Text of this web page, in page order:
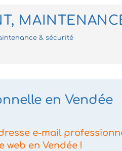
& sécurité
en Vendée
e-mail
web en Vendée !